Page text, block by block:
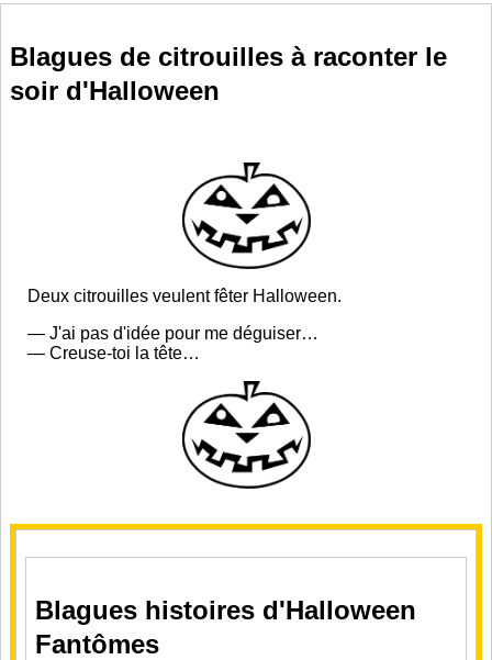
Blagues de citrouilles à raconter le
soir d'Halloween
Deux citrouilles veulent fêter Halloween.
— J'ai pas d'idée pour me déguiser…
— Creuse-toi la tête…
Blagues histoires d'Halloween
Fantômes